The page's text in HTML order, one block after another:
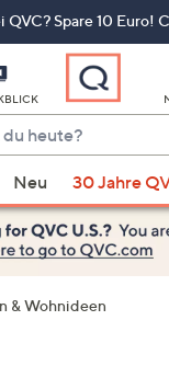
QVC? Spare 10 Euro!
Neu 30 Jahre
& Wohnideen